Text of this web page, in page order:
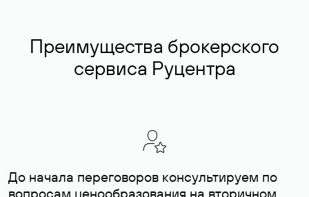
Преимущества брокерского
сервиса Руцентра
До начала переговоров консультируем по
вопросам ценообразования на вторичном